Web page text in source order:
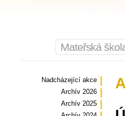
Mateřská
Nadcházející akce
Archív 2026
Archív 2025